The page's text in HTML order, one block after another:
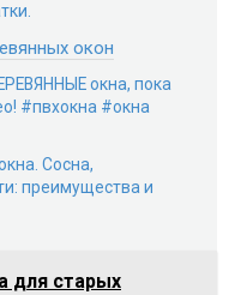
окон
окна, пока
#пвхокна #окна
Сосна,
преимущества и
для старых